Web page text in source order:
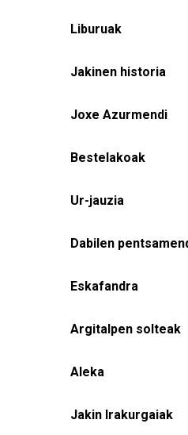
Liburuak
Jakinen historia
Joxe Azurmendi
Bestelakoak
Ur-jauzia
Dabilen
Eskafandra
Argitalpen solteak
Aleka
Jakin Irakurgaiak